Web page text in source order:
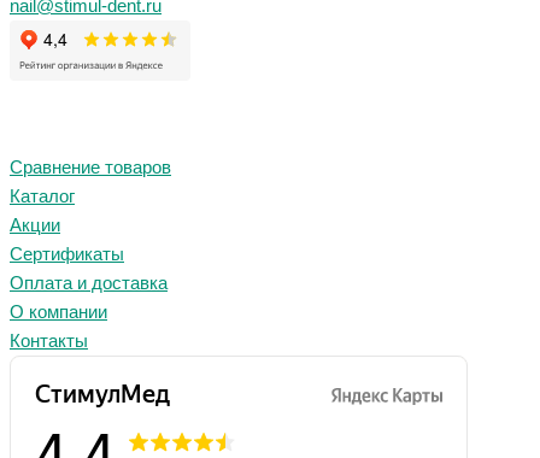
nail@stimul-dent.ru
Сравнение товаров
Каталог
Акции
Сертификаты
Оплата и доставка
О компании
Контакты